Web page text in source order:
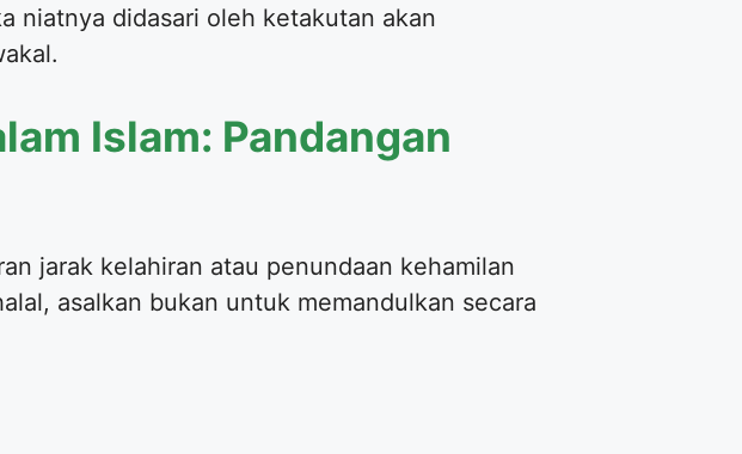
niatnya didasari oleh ketakutan akan
Islam: Pandangan
jarak kelahiran atau penundaan kehamilan
asalkan bukan untuk memandulkan secara